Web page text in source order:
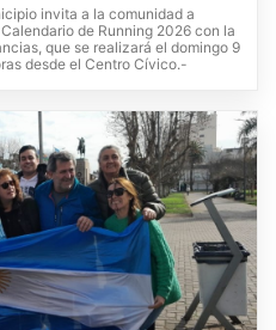
invita a la comunidad a
de Running 2026 con la
que se realizará el domingo 9
desde el Centro Cívico.-